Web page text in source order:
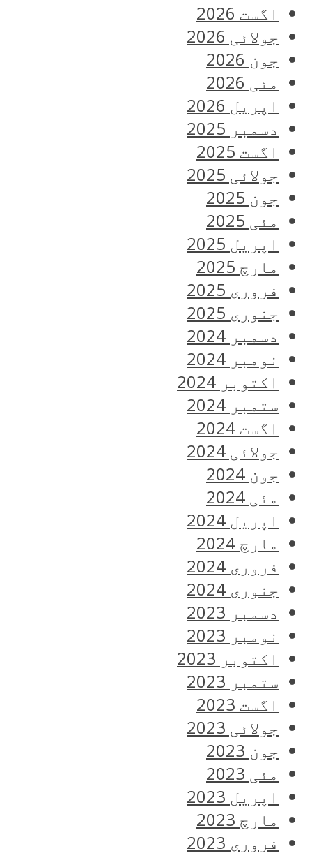
اگست 2026
جولائی 2026
جون 2026
مئی 2026
اپریل 2026
دسمبر 2025
اگست 2025
جولائی 2025
جون 2025
مئی 2025
اپریل 2025
مارچ 2025
فروری 2025
جنوری 2025
دسمبر 2024
نومبر 2024
اکتوبر 2024
ستمبر 2024
اگست 2024
جولائی 2024
جون 2024
مئی 2024
اپریل 2024
مارچ 2024
فروری 2024
جنوری 2024
دسمبر 2023
نومبر 2023
اکتوبر 2023
ستمبر 2023
اگست 2023
جولائی 2023
جون 2023
مئی 2023
اپریل 2023
مارچ 2023
فروری 2023